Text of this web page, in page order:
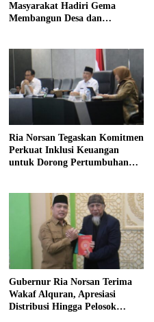
Masyarakat Hadiri Gema
Membangun Desa dan
Ria Norsan Tegaskan Komitmen
Perkuat Inklusi Keuangan
untuk Dorong Pertumbuhan
Gubernur Ria Norsan Terima
Wakaf Alquran, Apresiasi
Distribusi Hingga Pelosok